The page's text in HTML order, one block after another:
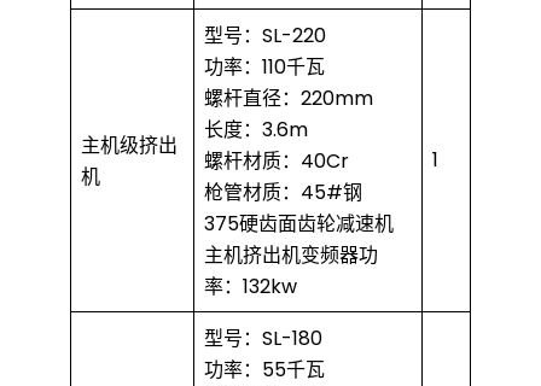
主机级挤出
机
型号：SL-220
功率：110千瓦
螺杆直径：220mm
长度：3.6m
螺杆材质：40Cr
枪管材质：45#钢
375硬齿面齿轮减速机
主机挤出机变频器功
率：132kw
1
型号：SL-180
功率：55千瓦